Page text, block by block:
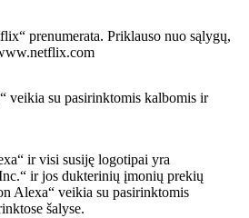
prenumerata. Priklauso nuo sąlygų,
veikia su pasirinktomis kalbomis ir
ir visi susiję logotipai yra
ir jos dukterinių įmonių prekių
Alexa“ veikia su pasirinktomis
šalyse.